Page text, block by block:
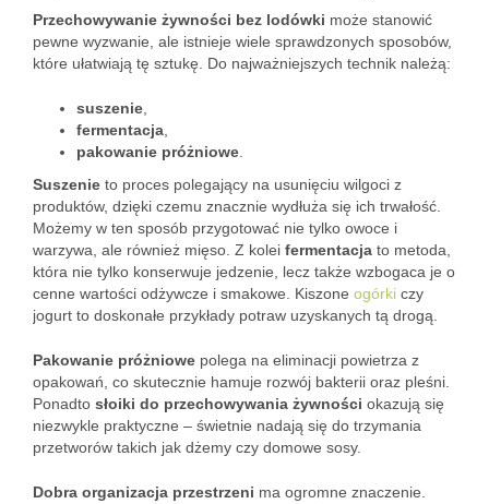
Przechowywanie żywności bez lodówki może stanowić
pewne wyzwanie, ale istnieje wiele sprawdzonych sposobów,
które ułatwiają tę sztukę. Do najważniejszych technik należą:
suszenie
fermentacja
pakowanie próżniowe
Suszenie to proces polegający na usunięciu wilgoci z
produktów, dzięki czemu znacznie wydłuża się ich trwałość.
Możemy w ten sposób przygotować nie tylko owoce i
warzywa, ale również mięso. Z kolei fermentacja to metoda,
która nie tylko konserwuje jedzenie, lecz także wzbogaca je o
cenne wartości odżywcze i smakowe. Kiszone ogórki czy
jogurt to doskonałe przykłady potraw uzyskanych tą drogą.
Pakowanie próżniowe polega na eliminacji powietrza z
opakowań, co skutecznie hamuje rozwój bakterii oraz pleśni.
Ponadto słoiki do przechowywania żywności okazują się
niezwykle praktyczne – świetnie nadają się do trzymania
przetworów takich jak dżemy czy domowe sosy.
Dobra organizacja przestrzeni ma ogromne znaczenie.